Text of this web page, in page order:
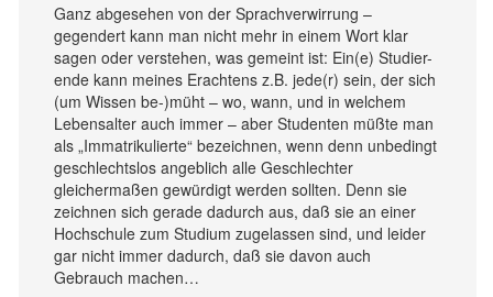
Ganz abgesehen von der Sprachverwirrung –
gegendert kann man nicht mehr in einem Wort klar
sagen oder verstehen, was gemeint ist: Ein(e) Studier-
ende kann meines Erachtens z.B. jede(r) sein, der sich
(um Wissen be-)müht – wo, wann, und in welchem
Lebensalter auch immer – aber Studenten müßte man
als „Immatrikulierte“ bezeichnen, wenn denn unbedingt
geschlechtslos angeblich alle Geschlechter
gleichermaßen gewürdigt werden sollten. Denn sie
zeichnen sich gerade dadurch aus, daß sie an einer
Hochschule zum Studium zugelassen sind, und leider
gar nicht immer dadurch, daß sie davon auch
Gebrauch machen…